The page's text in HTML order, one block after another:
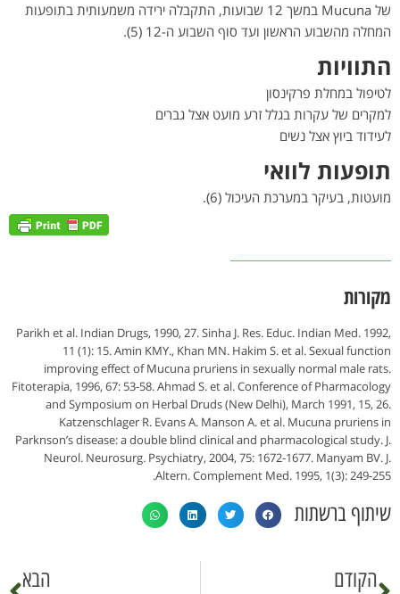
של Mucuna במשך 12 שבועות, התקבלה ירידה משמעותית בתופעות
המחלה מהשבוע הראשון ועד סוף השבוע ה-12 (5).
התוויות
לטיפול במחלת פרקינסון
למקרים של עקרות בגלל זרע מועט אצל גברים
לעידוד ביוץ אצל נשים
תופעות לוואי
מועטות, בעיקר במערכת העיכול (6).
מקורות
Parikh et al. Indian Drugs, 1990, 27. Sinha J. Res. Educ. Indian Med. 1992,
11 (1): 15. Amin KMY., Khan MN. Hakim S. et al. Sexual function
improving effect of Mucuna pruriens in sexually normal male rats.
Fitoterapia, 1996, 67: 53-58. Ahmad S. et al. Conference of Pharmacology
and Symposium on Herbal Druds (New Delhi), March 1991, 15, 26.
Katzenschlager R. Evans A. Manson A. et al. Mucuna pruriens in
Parknson’s disease: a double blind clinical and pharmacological study. J.
Neurol. Neurosurg. Psychiatry, 2004, 75: 1672-1677. Manyam BV. J.
Altern. Complement Med. 1995, 1(3): 249-255.
שיתוף ברשתות
הקודם הבא